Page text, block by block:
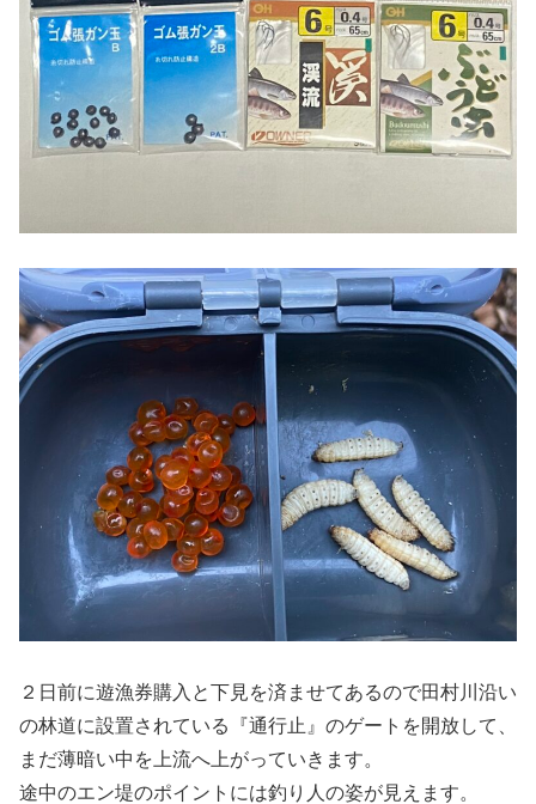
２日前に遊漁券購入と下見を済ませてあるので田村川沿い
の林道に設置されている『通行止』のゲートを開放して、
まだ薄暗い中を上流へ上がっていきます。
途中のエン堤のポイントには釣り人の姿が見えます。